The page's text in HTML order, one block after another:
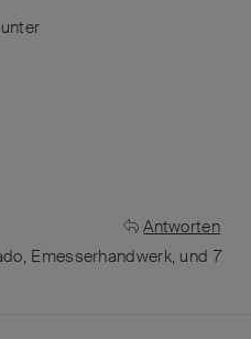
Antworten
, Emesserhandwerk, und 7